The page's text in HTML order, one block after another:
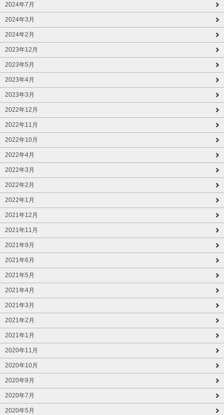
2024年7月
2024年3月
2024年2月
2023年12月
2023年5月
2023年4月
2023年3月
2022年12月
2022年11月
2022年10月
2022年4月
2022年3月
2022年2月
2022年1月
2021年12月
2021年11月
2021年9月
2021年6月
2021年5月
2021年4月
2021年3月
2021年2月
2021年1月
2020年11月
2020年10月
2020年9月
2020年7月
2020年5月